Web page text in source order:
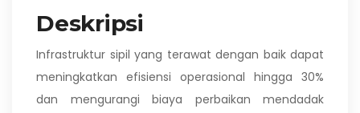
Deskripsi
Infrastruktur sipil yang terawat dengan baik dapat
meningkatkan efisiensi operasional hingga 30%
dan mengurangi biaya perbaikan mendadak